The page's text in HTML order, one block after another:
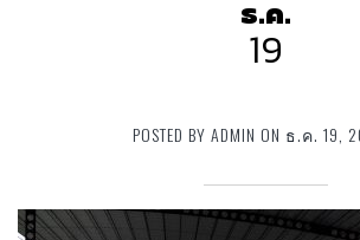
ธ.ค.
19
POSTED BY ADMIN ON ธ.ค. 19,